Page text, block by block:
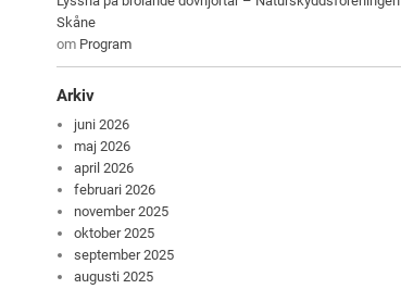
Skåne
om Program
Arkiv
juni 2026
maj 2026
april 2026
februari 2026
november 2025
oktober 2025
september 2025
augusti 2025